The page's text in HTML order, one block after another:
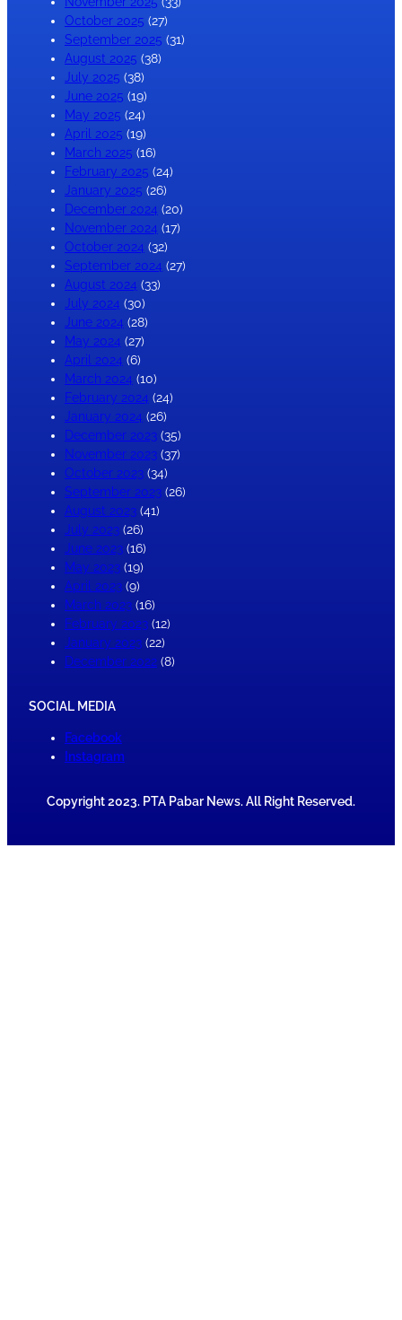
October 2025 (27)
September 2025 (31)
August 2025 (38)
July 2025 (38)
June 2025 (19)
May 2025 (24)
April 2025 (19)
March 2025 (16)
February 2025 (24)
January 2025 (26)
December 2024 (20)
November 2024 (17)
October 2024 (32)
September 2024 (27)
August 2024 (33)
July 2024 (30)
June 2024 (28)
May 2024 (27)
April 2024 (6)
March 2024 (10)
February 2024 (24)
January 2024 (26)
December 2023 (35)
November 2023 (37)
October 2023 (34)
September 2023 (26)
August 2023 (41)
July 2023 (26)
June 2023 (16)
May 2023 (19)
April 2023 (9)
March 2023 (16)
February 2023 (12)
January 2023 (22)
December 2022 (8)
SOCIAL MEDIA
Facebook
Instagram
Copyright 2023. PTA Pabar News. All Right Reserved.